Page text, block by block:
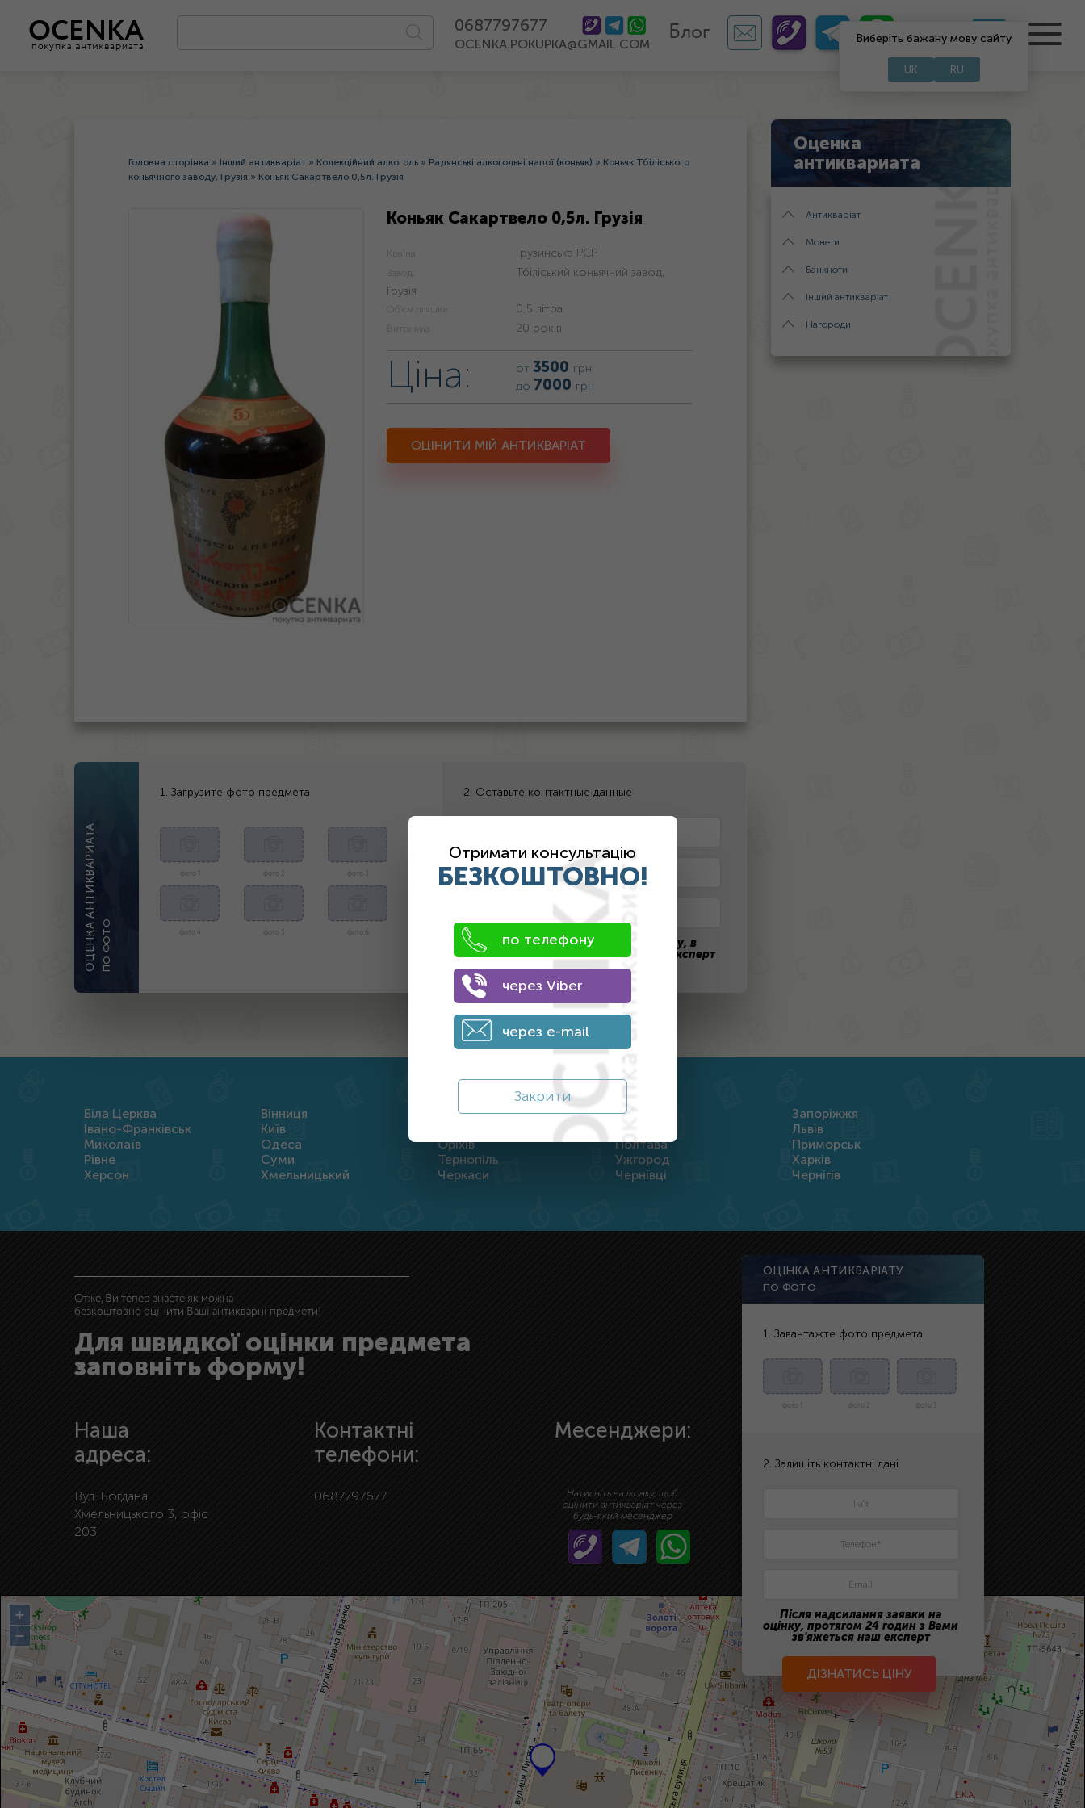
0687797677
OCENKA.POKUPKA@GMAIL.COM Блог UA
Виберіть бажану мову сайту
UK RU
Головна сторінка » Інший антикваріат » Колекційний алкоголь » Радянські алкогольні напої (коньяк) » Коньяк Тбіліського
коньячного заводу, Грузія » Коньяк Сакартвело 0,5л. Грузія
Коньяк Сакартвело 0,5л. Грузія
Країна: Грузинська РСР
Завод:
Тбіліський коньячний завод,
Грузія
Об'єм пляшки: 0,5 літра
Витримка: 20 років
Ціна: от 3500 грн
до 7000 грн
ОЦІНИТИ МІЙ АНТИКВАРІАТ
ОЦЕНКА АНТИКВАРИАТАПО ФОТО
1. Загрузите фото предмета
фото 1 фото 2 фото 3
фото 4 фото 5 фото 6
2. Оставьте контактные данные
После отправки заявки на оценку, в
течение дня с вами свяжется наш эксперт
ПОЛУЧИТЬ ЦЕНУ
Оценка
антиквариата
Антикваріат
Монети
Банкноти
Інший антикваріат
Нагороди
Біла Церква Вінниця Дніпро Житомир
Запоріжжя
Івано-Франківськ
Київ
Львів
Миколаїв
Одеса Оріхів Полтава
Приморськ
Рівне
Суми Тернопіль Ужгород
Харків
Херсон
Хмельницький Черкаси Чернівці Чернігів
Отже, Ви тепер знаєте як можна
безкоштовно оцінити Ваші антикварні предмети!
Для швидкої оцінки предмета
заповніть форму!
Наша
адреса:
Вул. Богдана
Хмельницького 3, офіс
203
Контактні
телефони:
0687797677
Месенджери:
Натисніть на іконку, щоб
оцінити антикваріат через
будь-який месенджер
ОЦІНКА АНТИКВАРІАТУ
ПО ФОТО
1. Завантажте фото предмета
фото 1 фото 2 фото 3
2. Залишіть контактні дані
Після надсилання заявки на
оцінку, протягом 24 годин з Вами
зв'яжеться наш експерт
ДІЗНАТИСЬ ЦІНУ
+
−
Отримати консультацію
БЕЗКОШТОВНО!
по телефону
через Viber
через e-mail
Закрити